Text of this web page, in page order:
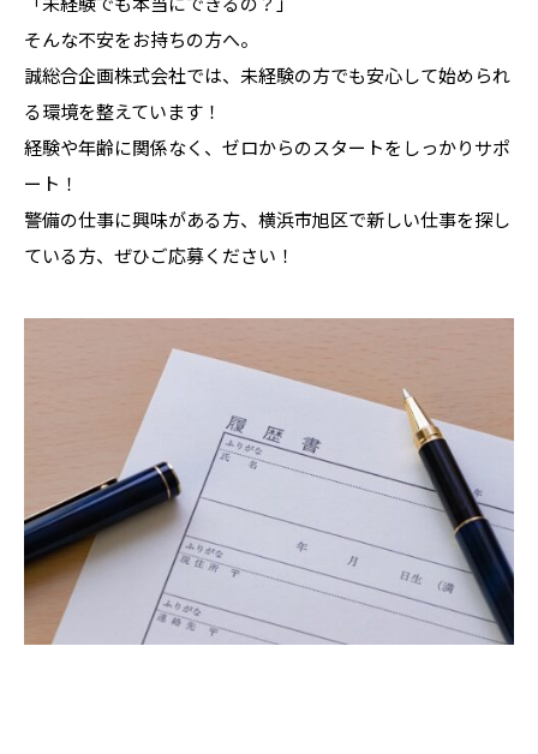
そんな不安をお持ちの方へ。
誠総合企画株式会社では、未経験の方でも安心して始められ
る環境を整えています！
経験や年齢に関係なく、ゼロからのスタートをしっかりサポ
ート！
警備の仕事に興味がある方、横浜市旭区で新しい仕事を探し
ている方、ぜひご応募ください！